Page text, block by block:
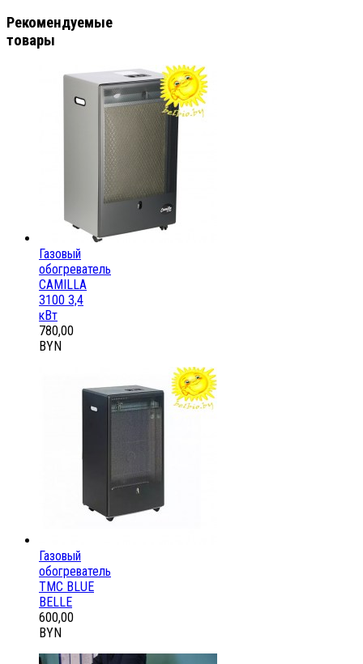
Рекомендуемые
товары
Газовый
обогреватель
CAMILLA
3100 3,4
кВт
780,00
BYN
Газовый
обогреватель
ТМС BLUE
BELLE
600,00
BYN